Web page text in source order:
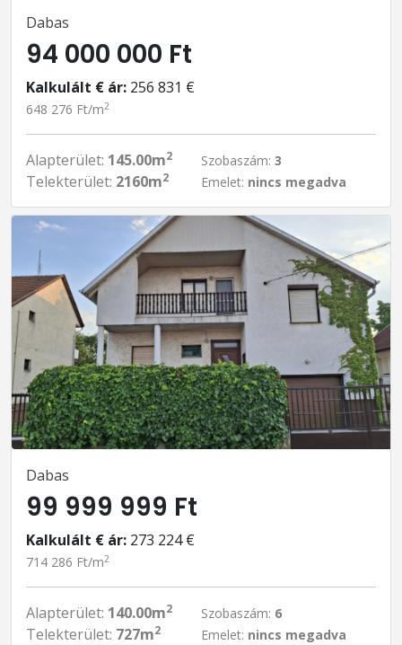
Dabas
94 000 000 Ft
Kalkulált € ár: 256 831 €
648 276 Ft/m2
Alapterület: 145.00m2
Telekterület: 2160m2
Szobaszám: 3
Emelet: nincs megadva
Dabas
99 999 999 Ft
Kalkulált € ár: 273 224 €
714 286 Ft/m2
Alapterület: 140.00m2
Telekterület: 727m2
Szobaszám: 6
Emelet: nincs megadva